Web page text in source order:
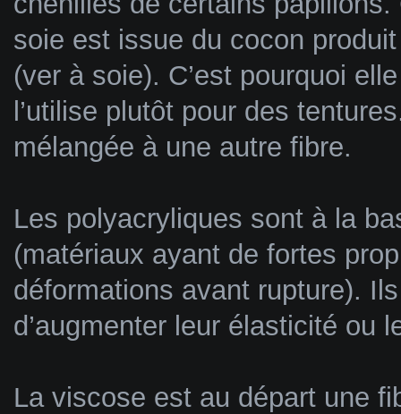
soie est issue du cocon
(ver à soie). C’est pourquoi
l’utilise plutôt pour des
mélangée à une autre fibre.
Les polyacryliques sont à la
(matériaux ayant de fortes
déformations avant rupture).
d’augmenter leur élasticité ou
La viscose est au départ une